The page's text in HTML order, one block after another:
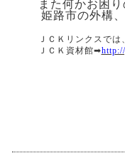
また何かお困
姫路市の外構
ＪＣＫリンクスでは
ＪＣＫ資材館➡